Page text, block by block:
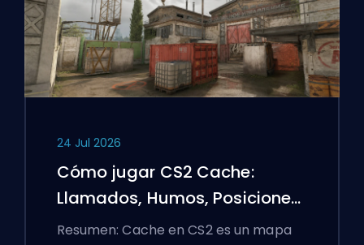
24 Jul 2026
Cómo jugar CS2 Cache:
Llamados, Humos, Posiciones
y Consejos Premier
Resumen: Cache en CS2 es un mapa